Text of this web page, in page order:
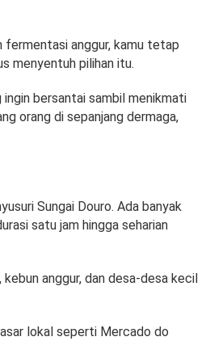
fermentasi anggur, kamu tetap
menyentuh pilihan itu.
bersantai sambil menikmati
orang di sepanjang dermaga,
Sungai Douro. Ada banyak
satu jam hingga seharian
anggur, dan desa-desa kecil
lokal seperti Mercado do